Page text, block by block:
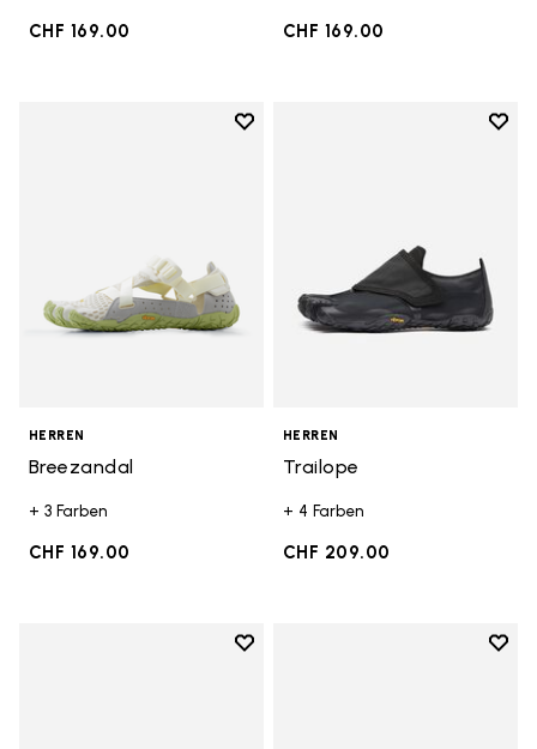
CHF 169.00 CHF 169.00
Add to wishlist
HERREN
Breezandal
+ 3 Farben
CHF 169.00
Add
HERREN
Trailope
+ 4 Farben
CHF 209.00
Add to wishlist
Add